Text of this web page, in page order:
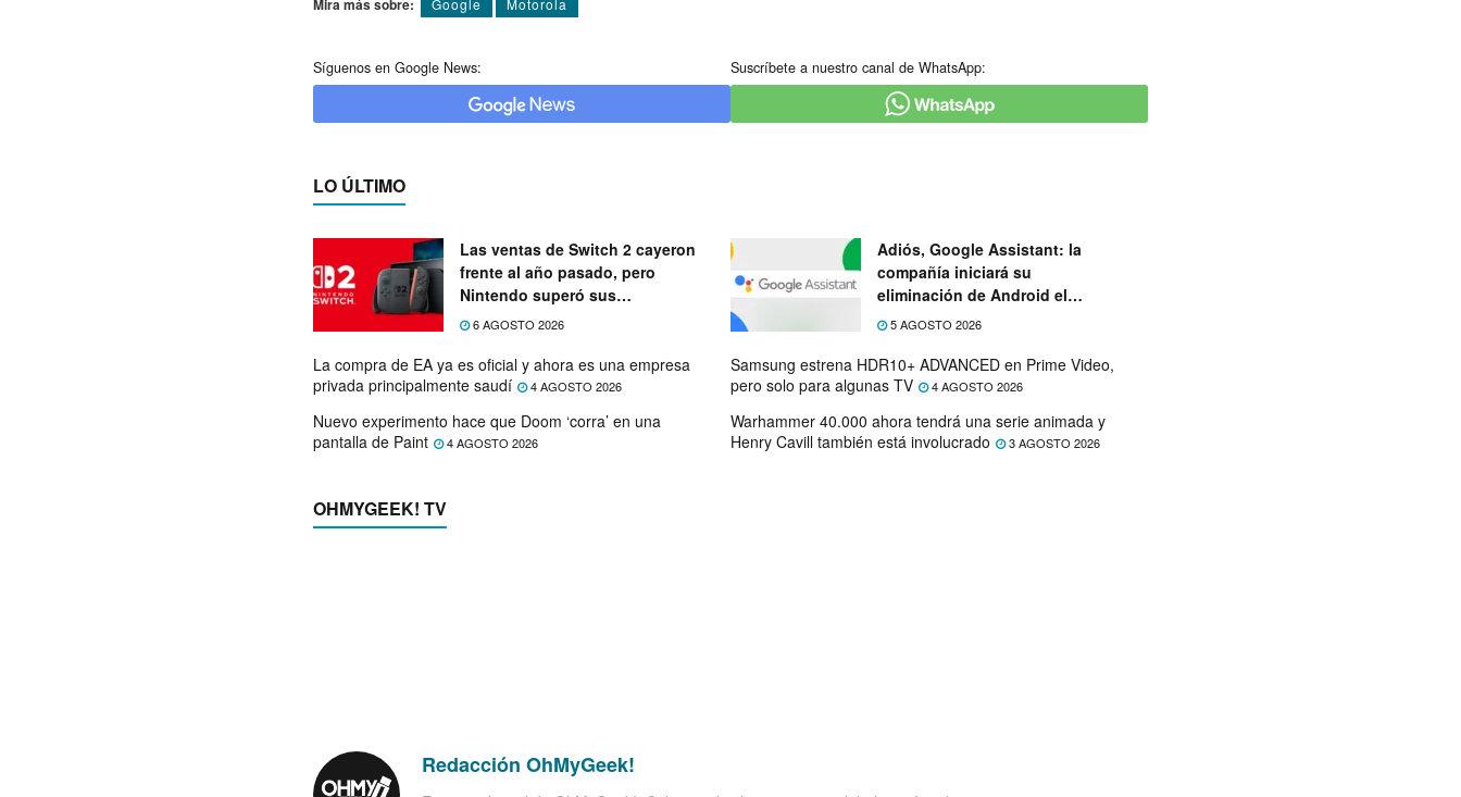
Mira más sobre: Google Motorola
Síguenos en Google News: Suscríbete a nuestro canal de WhatsApp:
LO ÚLTIMO
Las ventas de Switch 2 cayeron
frente al año pasado, pero
Nintendo superó sus
expectativas
6 AGOSTO 2026
Adiós, Google Assistant: la
compañía iniciará su
eliminación de Android el
próximo mes
5 AGOSTO 2026
La compra de EA ya es oficial y ahora es una empresa
privada principalmente saudí
4 AGOSTO 2026
Samsung estrena HDR10+ ADVANCED en Prime Video,
pero solo para algunas TV
4 AGOSTO 2026
Nuevo experimento hace que Doom ‘corra’ en una
pantalla de Paint
4 AGOSTO 2026
Warhammer 40.000 ahora tendrá una serie animada y
Henry Cavill también está involucrado
3 AGOSTO 2026
OHMYGEEK! TV
Redacción OhMyGeek!